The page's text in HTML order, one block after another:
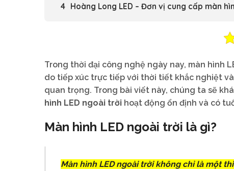
Hoàng Long LED – Đơn vị cung cấp màn
Trong thời đại công nghệ ngày nay, màn hình
do tiếp xúc trực tiếp với thời tiết khắc nghiệt
quan trọng. Trong bài viết này, chúng ta sẽ
hình LED ngoài trời hoạt động ổn định và có
Màn hình LED ngoài trời là gì?
Màn hình LED ngoài trời không chỉ là một